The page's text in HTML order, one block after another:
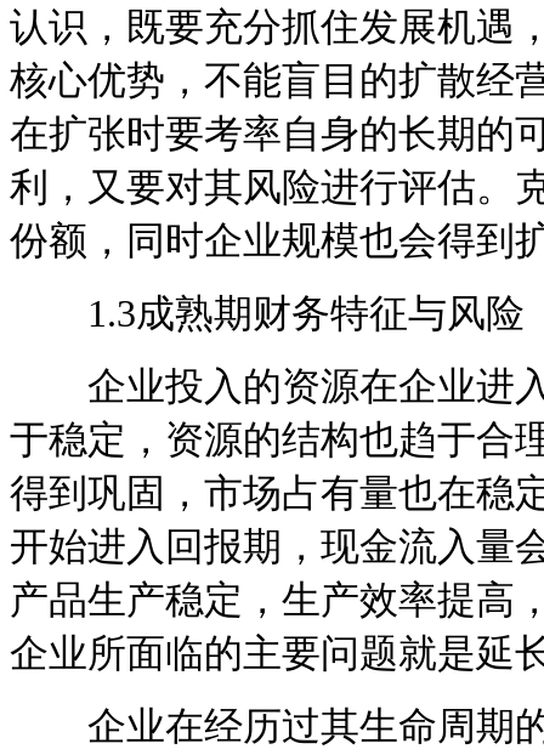
认识，既要充分抓住发展机遇
核心优势，不能盲目的扩散经
在扩张时要考率自身的长期的
利，又要对其风险进行评估。
份额，同时企业规模也会得到
1.3成熟期财务特征与风险
企业投入的资源在企业进入
于稳定，资源的结构也趋于合
得到巩固，市场占有量也在稳
开始进入回报期，现金流入量
产品生产稳定，生产效率提高
企业所面临的主要问题就是延
企业在经历过其生命周期的